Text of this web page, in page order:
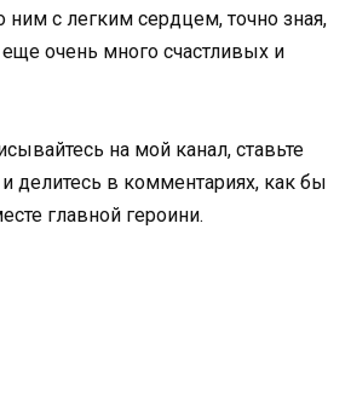
ним с легким сердцем, точно зная,
очень много счастливых и
на мой канал, ставьте
и делитесь в комментариях, как бы
главной героини.